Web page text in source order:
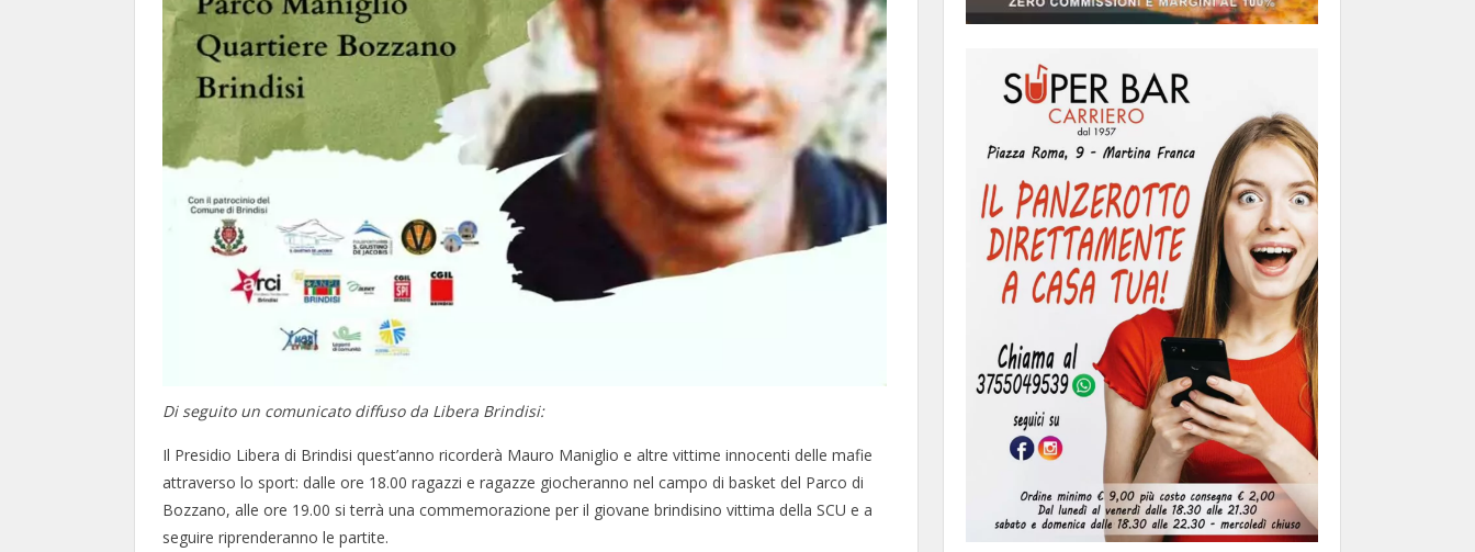
Di seguito un comunicato diffuso da Libera Brindisi:
Il Presidio Libera di Brindisi quest’anno ricorderà Mauro Maniglio e altre vittime innocenti delle mafie
attraverso lo sport: dalle ore 18.00 ragazzi e ragazze giocheranno nel campo di basket del Parco di
Bozzano, alle ore 19.00 si terrà una commemorazione per il giovane brindisino vittima della SCU e a
seguire riprenderanno le partite.